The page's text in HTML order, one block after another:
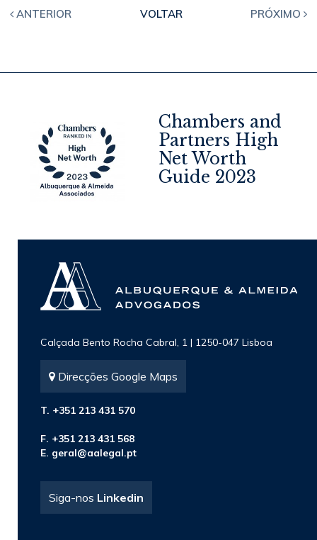
ANTERIOR VOLTAR PRÓXIMO
Chambers and
Partners High
Net Worth
Guide 2023
Calçada Bento Rocha Cabral, 1 | 1250-047 Lisboa
Direcções Google Maps
T. +351 213 431 570
F. +351 213 431 568
E. geral@aalegal.pt
Siga-nos Linkedin